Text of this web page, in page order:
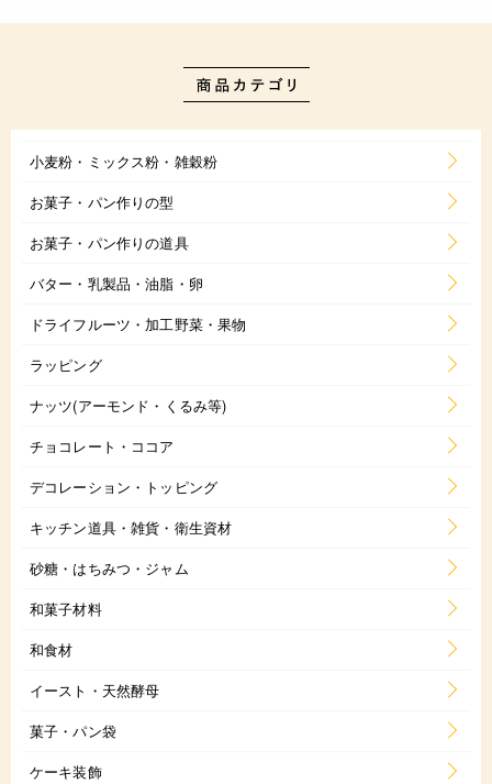
小麦粉・ミックス粉・雑穀粉
お菓子・パン作りの型
お菓子・パン作りの道具
バター・乳製品・油脂・卵
ドライフルーツ・加工野菜・果物
ラッピング
ナッツ(アーモンド・くるみ等)
チョコレート・ココア
デコレーション・トッピング
キッチン道具・雑貨・衛生資材
砂糖・はちみつ・ジャム
和菓子材料
和食材
イースト・天然酵母
菓子・パン袋
ケーキ装飾